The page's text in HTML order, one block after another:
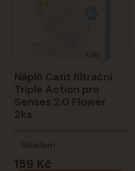
Náplň Catit filtrační
Triple Action pro
Senses 2.0 Flower
2ks
159 Kč
Skladem